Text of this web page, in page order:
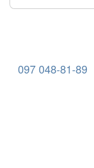
097 048-81-89